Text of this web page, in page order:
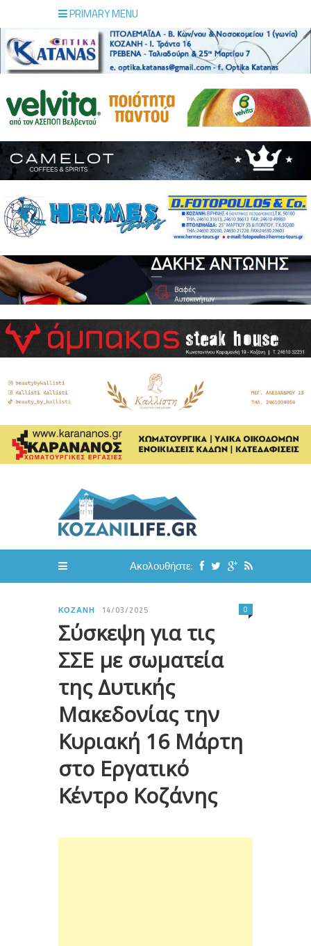
PRIMARY MENU
Ακολουθήστε:
ΚΟΖΆΝΗ 14/03/2025
Σύσκεψη για τις
ΣΣΕ με σωματεία
της Δυτικής
Μακεδονίας την
Κυριακή 16 Μάρτη
στο Εργατικό
Κέντρο Κοζάνης
0